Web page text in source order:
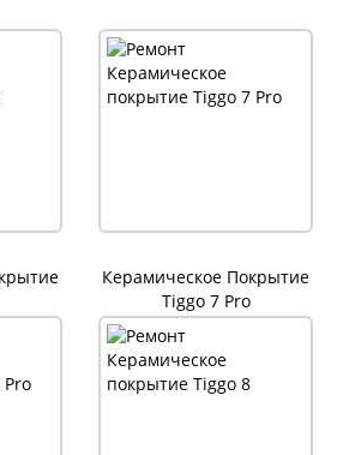
Керамическое Покрытие
Tiggo 7 Pro